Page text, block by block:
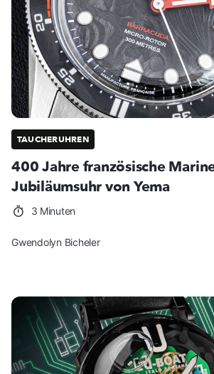
TAUCHERUHREN
400 Jahre französische
Jubiläumsuhr von Yema
3 Minuten
Gwendolyn Bicheler